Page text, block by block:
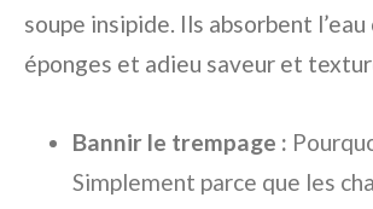
soupe insipide. Ils absorbent
éponges et adieu saveur et
Bannir le trempage :
Simplement parce que les